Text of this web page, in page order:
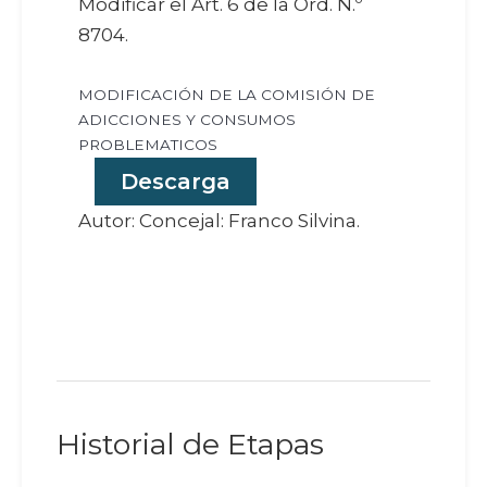
Modificar el Art. 6 de la Ord. N.º
8704.
MODIFICACIÓN DE LA COMISIÓN DE
ADICCIONES Y CONSUMOS
PROBLEMATICOS
Descarga
Autor: Concejal: Franco Silvina.
Historial de Etapas